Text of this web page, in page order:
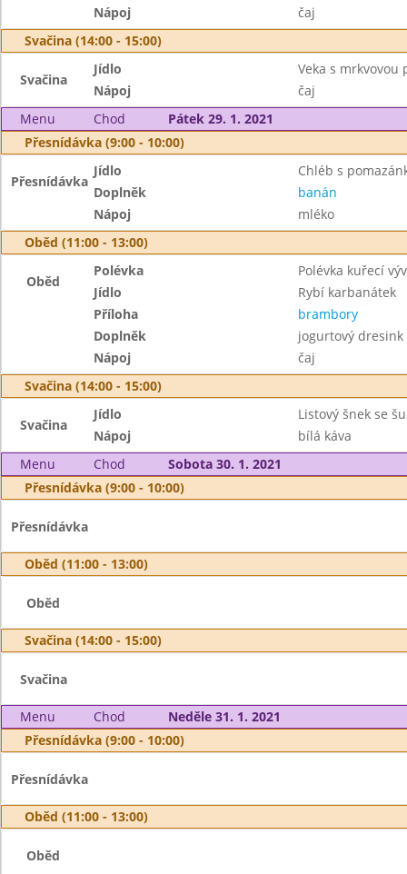
Nápoj
čaj
Svačina (14:00 - 15:00)
Svačina
Jídlo
Veka s mrkvovou
Nápoj
čaj
Menu
Chod
Pátek 29. 1. 2021
Přesnídávka (9:00 - 10:00)
Přesnídávka
Jídlo
Chléb s
Doplněk
banán
Nápoj
mléko
Oběd (11:00 - 13:00)
Oběd
Polévka
Polévka kuřecí
Jídlo
Rybí karbanátek
Příloha
brambory
Doplněk
jogurtový dresink
Nápoj
čaj
Svačina (14:00 - 15:00)
Svačina
Jídlo
Listový šnek se
Nápoj
bílá káva
Menu
Chod
Sobota 30. 1. 2021
Přesnídávka (9:00 - 10:00)
Přesnídávka
Oběd (11:00 - 13:00)
Oběd
Svačina (14:00 - 15:00)
Svačina
Menu Chod
Neděle 31. 1. 2021
Přesnídávka (9:00 - 10:00)
Přesnídávka
Oběd (11:00 - 13:00)
Oběd